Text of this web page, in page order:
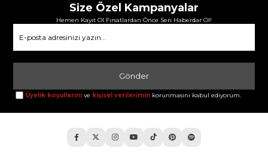
Size Özel Kampanyalar
Hemen Kayıt Ol Fırsatlardan Önce Sen Haberdar Ol!
Gönder
Üyelik koşullarını ve kişisel verilerimin korunmasını kabul ediyorum.